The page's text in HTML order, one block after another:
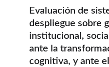
Evaluación de
despliegue sobre
institucional,
ante la
cognitiva, y ante